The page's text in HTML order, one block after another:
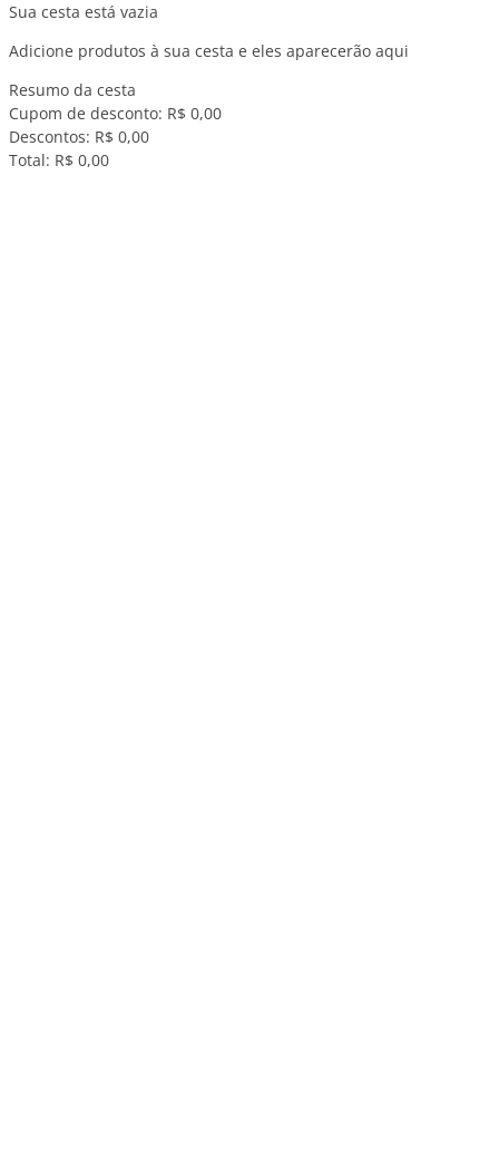
Sua cesta está vazia
Adicione produtos à sua cesta e eles aparecerão aqui
Resumo da cesta
Cupom de desconto: R$ 0,00
Descontos: R$ 0,00
Total: R$ 0,00